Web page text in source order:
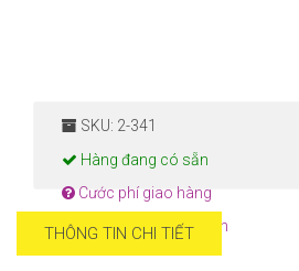
SKU: 2-341
Hàng đang có sẵn
Cước phí giao hàng
Hướng dẫn thanh toán
THÔNG TIN CHI TIẾT